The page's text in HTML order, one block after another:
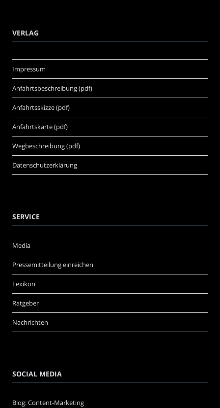
VERLAG
Impressum
Anfahrtsbeschreibung (pdf)
Anfahrtsskizze (pdf)
Anfahrtskarte (pdf)
Wegbeschreibung (pdf)
Datenschutzerklärung
SERVICE
Media
Pressemitteilung einreichen
Lexikon
Ratgeber
Nachrichten
SOCIAL MEDIA
Blog: Content-Marketing